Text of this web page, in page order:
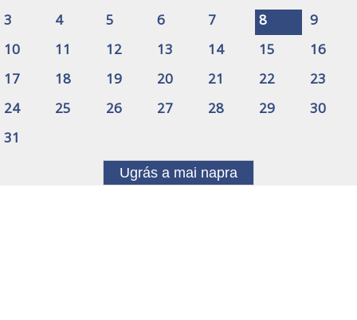
3
4 5 6 7 8
9
10
11 12 13 14 15
16
17
18 19 20 21 22
23
24
25 26 27 28 29
30
31
Ugrás a mai napra